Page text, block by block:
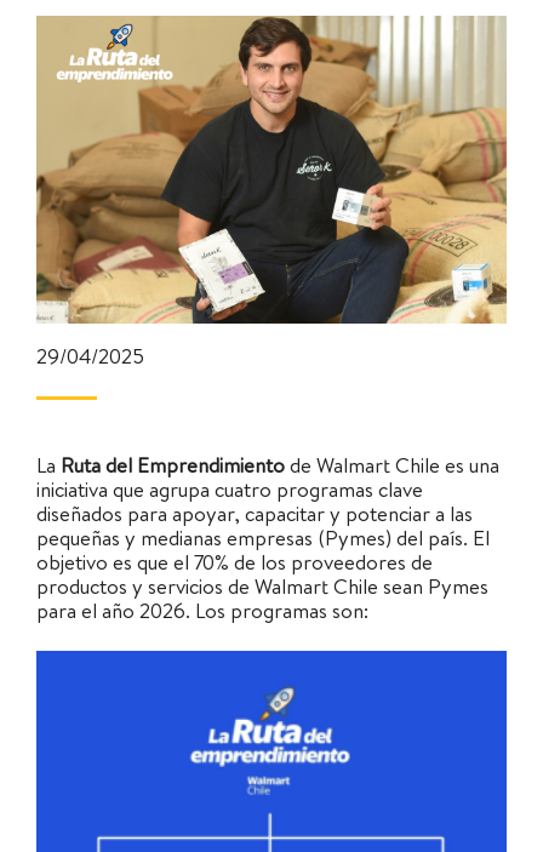
29/04/2025
La Ruta del Emprendimiento de Walmart Chile es una
iniciativa que agrupa cuatro programas clave
diseñados para apoyar, capacitar y potenciar a las
pequeñas y medianas empresas (Pymes) del país. El
objetivo es que el 70% de los proveedores de
productos y servicios de Walmart Chile sean Pymes
para el año 2026. Los programas son: